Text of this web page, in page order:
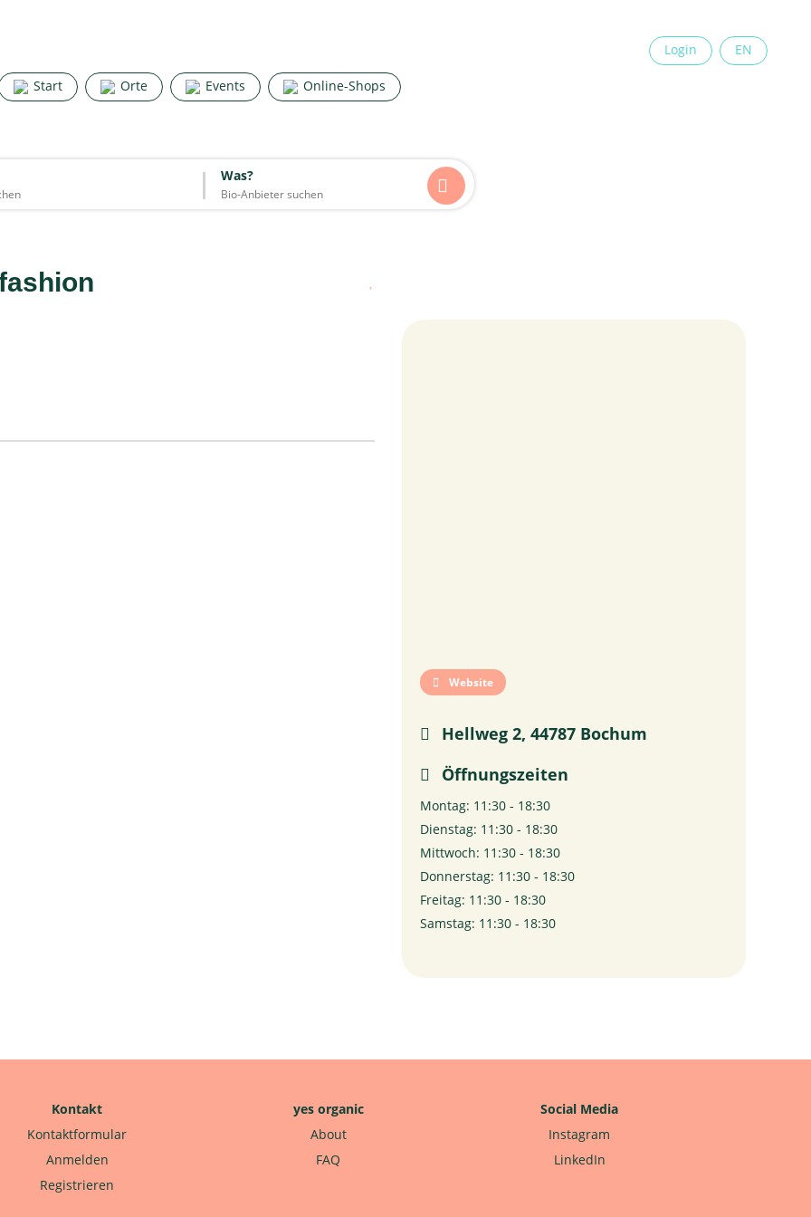
Start Orte Events Online-Shops
Login EN
Was?
×
Start Orte Events Online-Shops
Was?
Website
Hellweg 2, 44787 Bochum
Öffnungszeiten
Montag: 11:30 - 18:30
Dienstag: 11:30 - 18:30
Mittwoch: 11:30 - 18:30
Donnerstag: 11:30 - 18:30
Freitag: 11:30 - 18:30
Samstag: 11:30 - 18:30
Kontakt
Kontaktformular
Anmelden
Registrieren
yes organic
About
FAQ
Social Media
Instagram
LinkedIn